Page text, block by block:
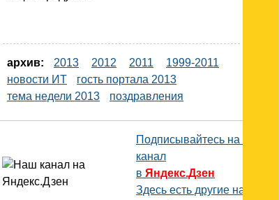
архив: 2013 2012 2011
1999-2011
новости ИТ
гость портала 2013
тема недели 2013
поздравления
Подписывайтесь на наш
канал
в Яндекс.Дзен
Здесь есть другие наши